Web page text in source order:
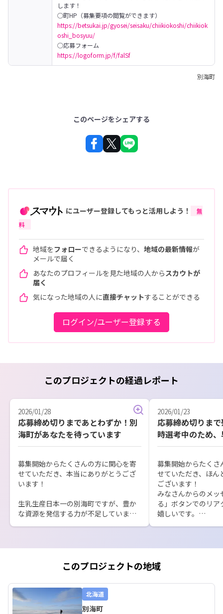
します！
https://betsukai.jp/gyosei/seisaku/chiikiokoshi/chiikiok
oshi_bosyuu/
https://logoform.jp/f/falSf
別海町
このページをシェアする
にユーザー登録してもっと活用しよう！
無
料
地域をフォローできるようになり、 地域の最新情報が
メールで届く
あなたのプロフィールを見た地域の人から スカウトが
届く
気になった地域の人に直接チャットすることができる
ログイン/ユーザー登録する
このプロジェクトの経過レポート
2026/01/28
応募締め切りまであとわずか！別
海町があなたを待っています
募集開始からたくさんの方に関心を寄
せていただき、本当にありがとうござ
います！
生乳生産日本一の別海町ですが、豊か
な資源を発信する力が不足していま
あなたのヨソモノ目線で町の魅力を発
見し、雄大な自然の中で自分らしいラ
イフスタイルを実現しませんか。町の
未来づくりに、あなたの力が必要で
2026/01/23
応募締め切りま
時選考中のため
を！
募集開始からたくさ
せていただき、ほん
ございます！
みなさんからのメ
る」ボタンでのリア
嬉しいです。
ル以上に、
町の可能性を信じる
方々と共に歩んでく
このプロジェクトの地域
北海道
別海町